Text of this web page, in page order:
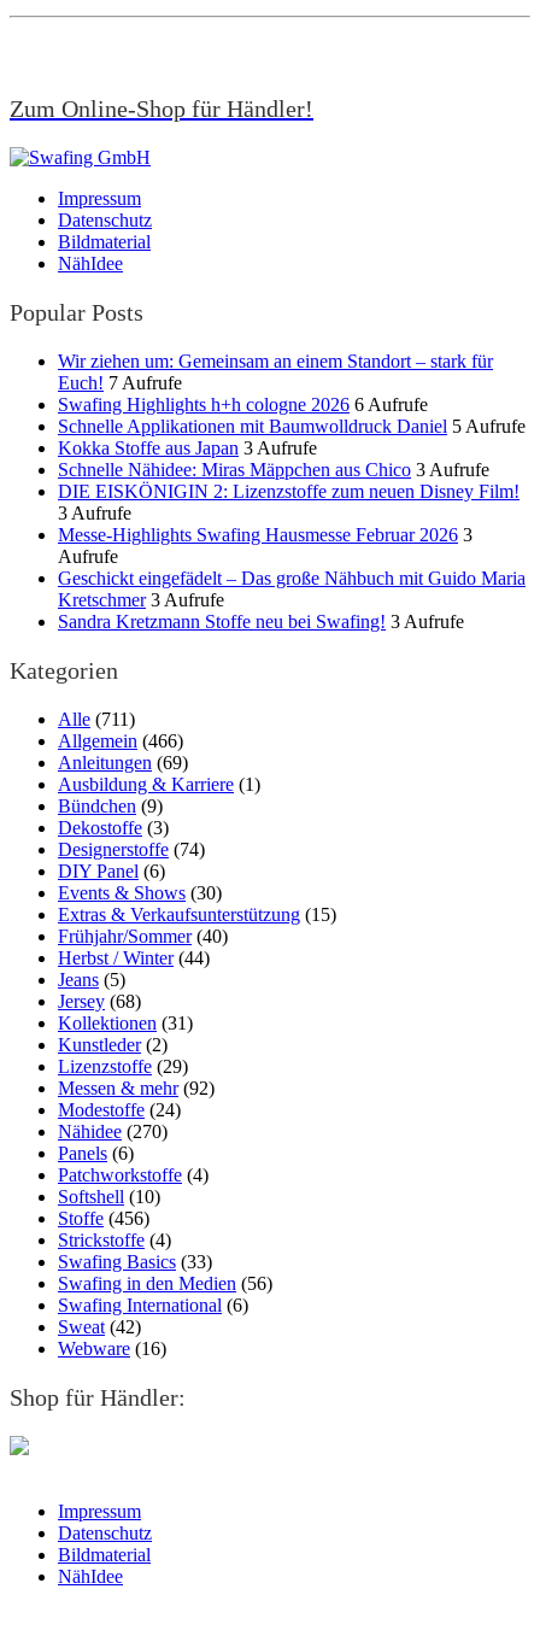
Zum Online-Shop für Händler!
Impressum
Datenschutz
Bildmaterial
NähIdee
Popular Posts
Wir ziehen um: Gemeinsam an einem Standort – stark für
Euch! 7 Aufrufe
Swafing Highlights h+h cologne 2026 6 Aufrufe
Schnelle Applikationen mit Baumwolldruck Daniel 5 Aufrufe
Kokka Stoffe aus Japan 3 Aufrufe
Schnelle Nähidee: Miras Mäppchen aus Chico 3 Aufrufe
DIE EISKÖNIGIN 2: Lizenzstoffe zum neuen Disney Film!
3 Aufrufe
Messe-Highlights Swafing Hausmesse Februar 2026 3
Aufrufe
Geschickt eingefädelt – Das große Nähbuch mit Guido Maria
Kretschmer 3 Aufrufe
Sandra Kretzmann Stoffe neu bei Swafing! 3 Aufrufe
Kategorien
Alle (711)
Allgemein (466)
Anleitungen (69)
Ausbildung & Karriere (1)
Bündchen (9)
Dekostoffe (3)
Designerstoffe (74)
DIY Panel (6)
Events & Shows (30)
Extras & Verkaufsunterstützung (15)
Frühjahr/Sommer (40)
Herbst / Winter (44)
Jeans (5)
Jersey (68)
Kollektionen (31)
Kunstleder (2)
Lizenzstoffe (29)
Messen & mehr (92)
Modestoffe (24)
Nähidee (270)
Panels (6)
Patchworkstoffe (4)
Softshell (10)
Stoffe (456)
Strickstoffe (4)
Swafing Basics (33)
Swafing in den Medien (56)
Swafing International (6)
Sweat (42)
Webware (16)
Shop für Händler:
Impressum
Datenschutz
Bildmaterial
NähIdee